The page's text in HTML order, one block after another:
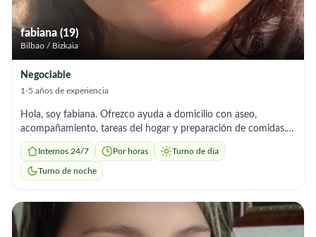
fabiana (19)
Bilbao / Bizkaia
Negociable
1-5 años de experiencia
Hola, soy fabiana. Ofrezco ayuda a domicilio con aseo,
acompañamiento, tareas del hogar y preparación de comidas.
Soy responsable y me adapto a los horarios que necesites.
Internos 24/7 Por horas Turno de día
Turno de noche